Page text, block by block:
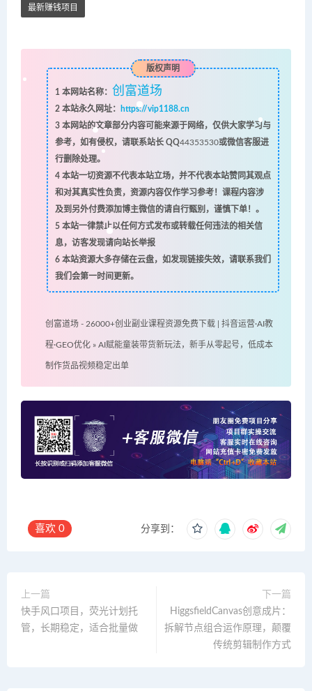
最新赚钱项目
版权声明
1 本网站名称： 创富道场
2本站永久网址：
https://vip1188.cn
3本网站的文章部分内容可能来源于网络，仅供大家学习与
参考，如有侵权，请联系站长 QQ44353530或微信客服进
行删除处理。
4本站一切资源不代表本站立场，并不代表本站赞同其观点
和对其真实性负责，资源内容仅作学习参考！课程内容涉
及到另外付费添加博主微信的请自行甄别，谨慎下单！。
5本站一律禁止以任何方式发布或转载任何违法的相关信
息，访客发现请向站长举报
6本站资源大多存储在云盘，如发现链接失效，请联系我们
我们会第一时间更新。
创富道场 - 26000+创业副业课程资源免费下载 | 抖音运营·AI教
程·GEO优化 » AI赋能童装带货新玩法，新手从零起号，低成本
制作货品视频稳定出单
喜欢 0 分享到：
上一篇
快手风口项目，荧光计划托
管，长期稳定，适合批量做
下一篇
HiggsfieldCanvas创意成片：
拆解节点组合运作原理，颠覆
传统剪辑制作方式